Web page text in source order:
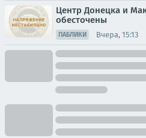
Центр Донецка и
обесточены
ПАБЛИКИ Вчера, 15:13